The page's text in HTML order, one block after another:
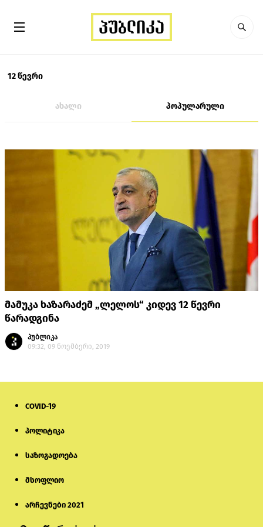
12 წევრი
ახალი პოპულარული
მამუკა ხაზარაძემ „ლელოს“ კიდევ 12 წევრი
წარადგინა
პუბლიკა
09:32, 09 ნოემბერი, 2019
COVID-19
პოლიტიკა
საზოგადოება
მსოფლიო
არჩევნები 2021